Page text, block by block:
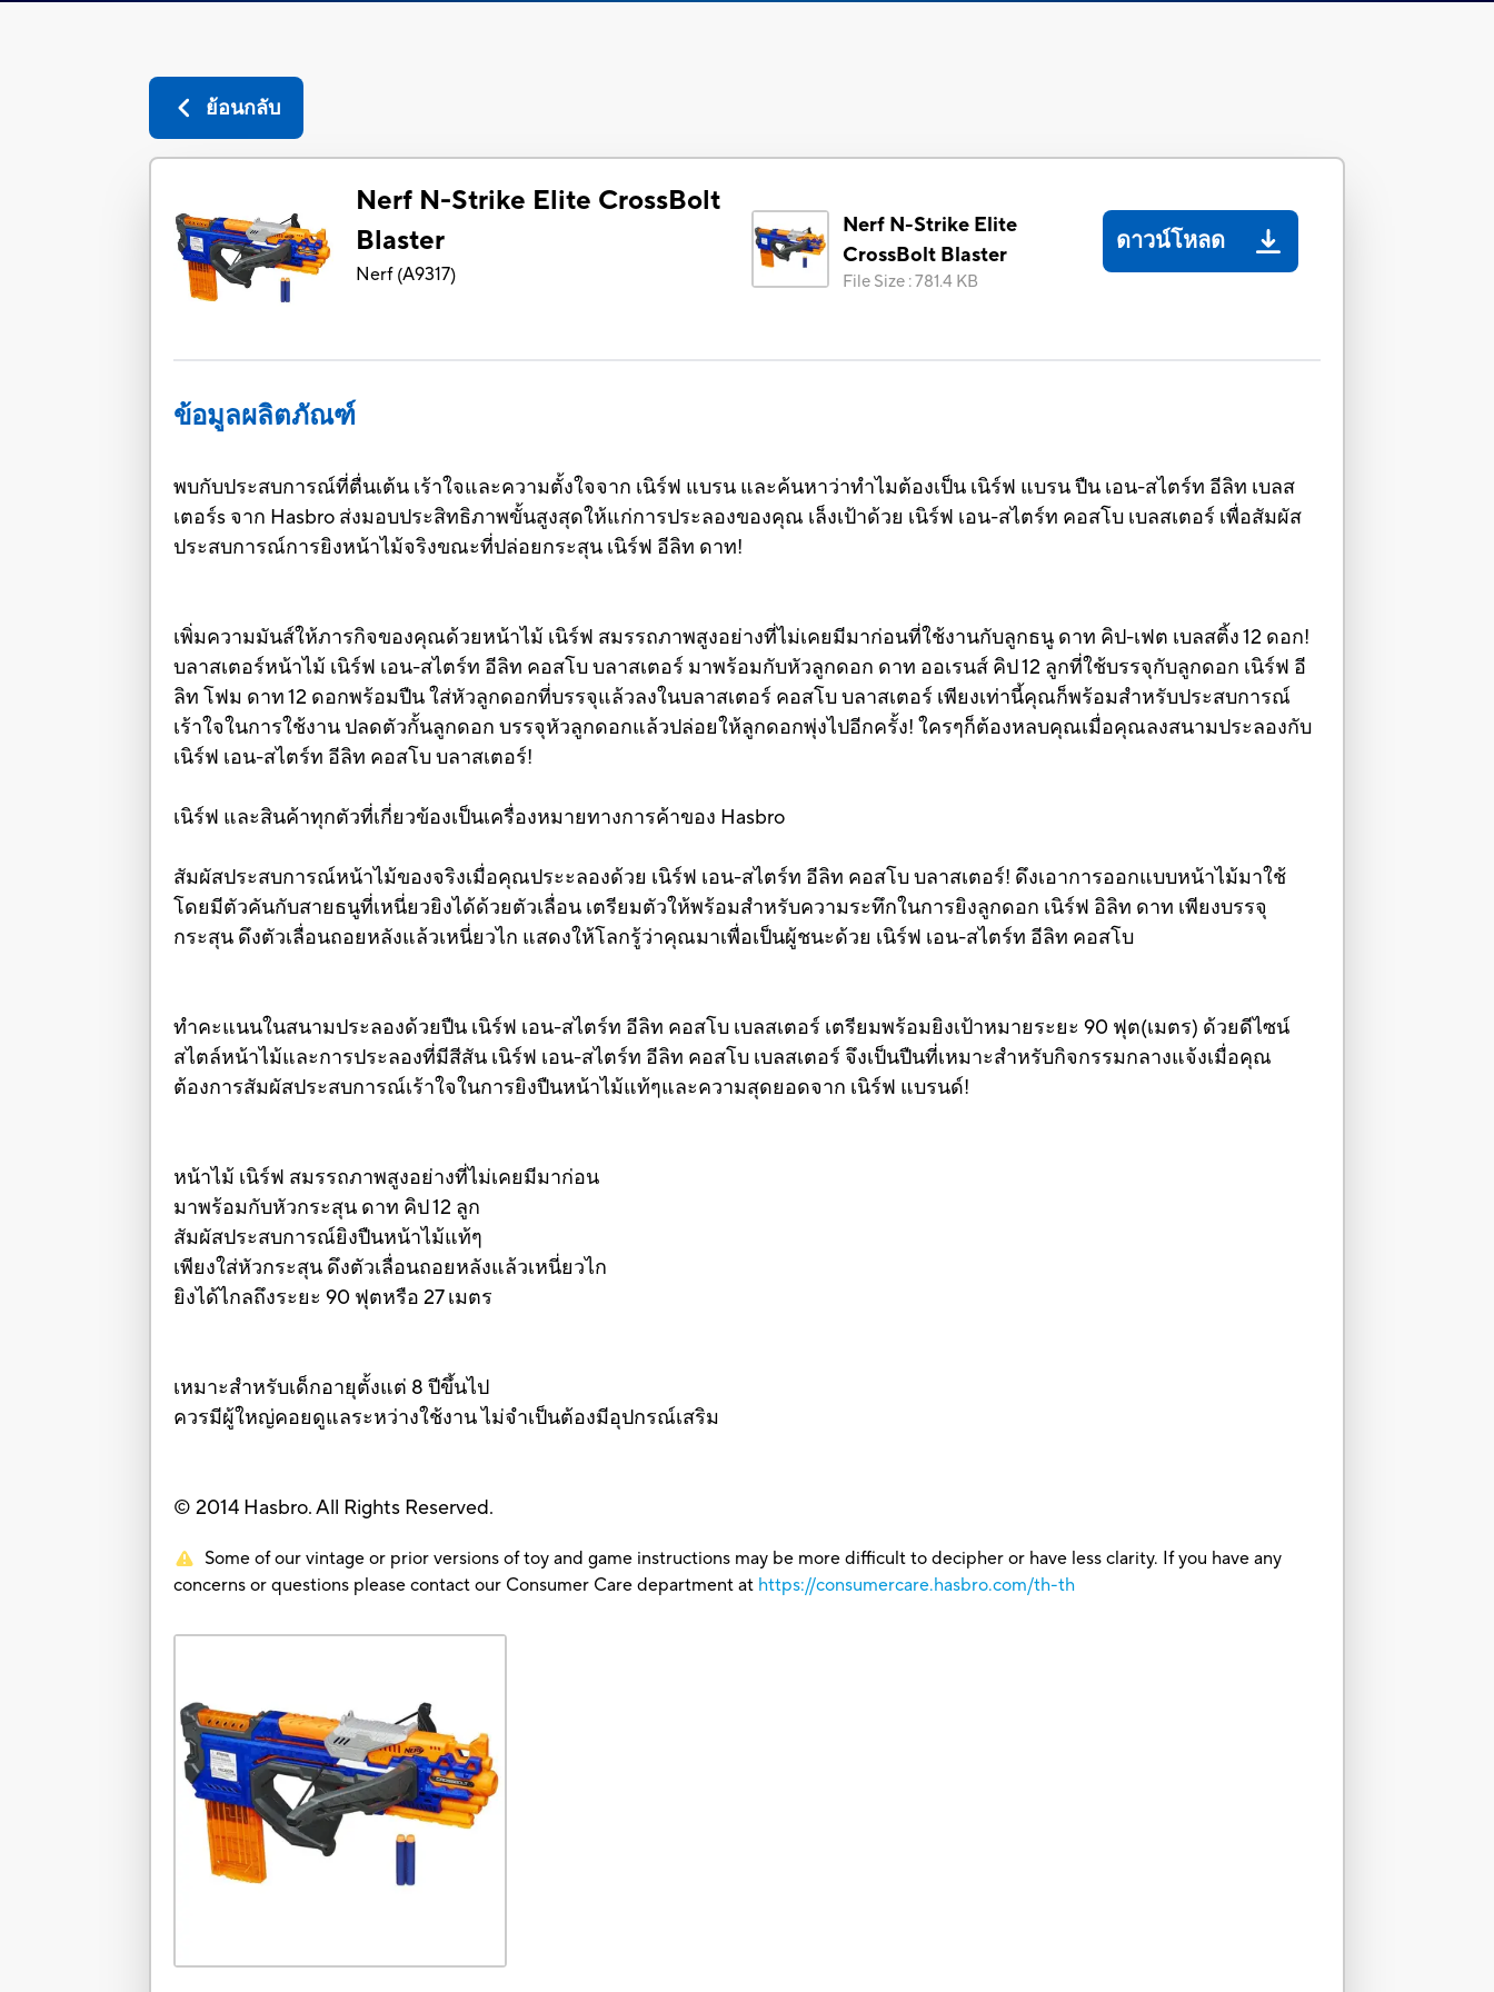
ย้อนกลับ
Nerf N-Strike Elite CrossBolt
Blaster
Nerf(A9317)
Nerf N-Strike Elite
CrossBolt Blaster
File Size :781.4 KB
ดาวน์โหลด
ข้อมูลผลิตภัณฑ์
พบกับประสบการณ์ที่ตื่นเต้น เร้าใจและความตั้งใจจาก เนิร์ฟ แบรน และค้นหาว่าทำไมต้องเป็น เนิร์ฟ แบรน ปืน เอน-สไตร์ท อีลิท เบลส
เตอร์s จาก Hasbro ส่งมอบประสิทธิภาพขั้นสูงสุดให้แก่การประลองของคุณ เล็งเป้าด้วย เนิร์ฟ เอน-สไตร์ท คอสโบ เบลสเตอร์ เพื่อสัมผัส
ประสบการณ์การยิงหน้าไม้จริงขณะที่ปล่อยกระสุน เนิร์ฟ อีลิท ดาท!
เพิ่มความมันส์ให้ภารกิจของคุณด้วยหน้าไม้ เนิร์ฟ สมรรถภาพสูงอย่างที่ไม่เคยมีมาก่อนที่ใช้งานกับลูกธนู ดาท คิป-เฟต เบลสติ้ง 12 ดอก!
บลาสเตอร์หน้าไม้ เนิร์ฟ เอน-สไตร์ท อีลิท คอสโบ บลาสเตอร์ มาพร้อมกับหัวลูกดอก ดาท ออเรนส์ คิป 12 ลูกที่ใช้บรรจุกับลูกดอก เนิร์ฟ อี
ลิท โฟม ดาท 12 ดอกพร้อมปืน ใส่หัวลูกดอกที่บรรจุแล้วลงในบลาสเตอร์ คอสโบ บลาสเตอร์ เพียงเท่านี้คุณก็พร้อมสำหรับประสบการณ์
เร้าใจในการใช้งาน ปลดตัวกั้นลูกดอก บรรจุหัวลูกดอกแล้วปล่อยให้ลูกดอกพุ่งไปอีกครั้ง! ใครๆก็ต้องหลบคุณเมื่อคุณลงสนามประลองกับ
เนิร์ฟ เอน-สไตร์ท อีลิท คอสโบ บลาสเตอร์!
เนิร์ฟ และสินค้าทุกตัวที่เกี่ยวข้องเป็นเครื่องหมายทางการค้าของ Hasbro
สัมผัสประสบการณ์หน้าไม้ของจริงเมื่อคุณประะลองด้วย เนิร์ฟ เอน-สไตร์ท อีลิท คอสโบ บลาสเตอร์! ดึงเอาการออกแบบหน้าไม้มาใช้
โดยมีตัวคันกับสายธนูที่เหนี่ยวยิงได้ด้วยตัวเลื่อน เตรียมตัวให้พร้อมสำหรับความระทึกในการยิงลูกดอก เนิร์ฟ อิลิท ดาท เพียงบรรจุ
กระสุน ดึงตัวเลื่อนถอยหลังแล้วเหนี่ยวไก แสดงให้โลกรู้ว่าคุณมาเพื่อเป็นผู้ชนะด้วย เนิร์ฟ เอน-สไตร์ท อีลิท คอสโบ
ทำคะแนนในสนามประลองด้วยปืน เนิร์ฟ เอน-สไตร์ท อีลิท คอสโบ เบลสเตอร์ เตรียมพร้อมยิงเป้าหมายระยะ 90 ฟุต(เมตร) ด้วยดีไซน์
สไตล์หน้าไม้และการประลองที่มีสีสัน เนิร์ฟ เอน-สไตร์ท อีลิท คอสโบ เบลสเตอร์ จึงเป็นปืนที่เหมาะสำหรับกิจกรรมกลางแจ้งเมื่อคุณ
ต้องการสัมผัสประสบการณ์เร้าใจในการยิงปืนหน้าไม้แท้ๆและความสุดยอดจาก เนิร์ฟ แบรนด์!
หน้าไม้ เนิร์ฟ สมรรถภาพสูงอย่างที่ไม่เคยมีมาก่อน
มาพร้อมกับหัวกระสุน ดาท คิป 12 ลูก
สัมผัสประสบการณ์ยิงปืนหน้าไม้แท้ๆ
เพียงใส่หัวกระสุน ดึงตัวเลื่อนถอยหลังแล้วเหนี่ยวไก
ยิงได้ไกลถึงระยะ 90 ฟุตหรือ 27 เมตร
เหมาะสำหรับเด็กอายุตั้งแต่ 8 ปีขึ้นไป
ควรมีผู้ใหญ่คอยดูแลระหว่างใช้งาน ไม่จำเป็นต้องมีอุปกรณ์เสริม
© 2014 Hasbro. All Rights Reserved.
Some of our vintage or prior versions of toy and game instructions may be more difficult to decipher or have less clarity. If you have any
concerns or questions please contact our Consumer Care department at https://consumercare.hasbro.com/th-th